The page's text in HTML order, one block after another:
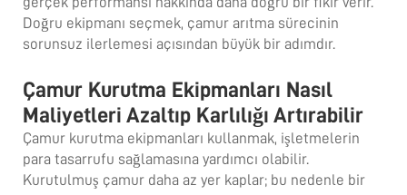
Doğru ekipmanı seçmek, çamur arıtma sürecinin
sorunsuz ilerlemesi açısından büyük bir adımdır.
Çamur Kurutma Ekipmanları Nasıl
Maliyetleri Azaltıp Karlılığı Artırabilir
Çamur kurutma ekipmanları kullanmak, işletmelerin
para tasarrufu sağlamasına yardımcı olabilir.
Kurutulmuş çamur daha az yer kaplar; bu nedenle bir